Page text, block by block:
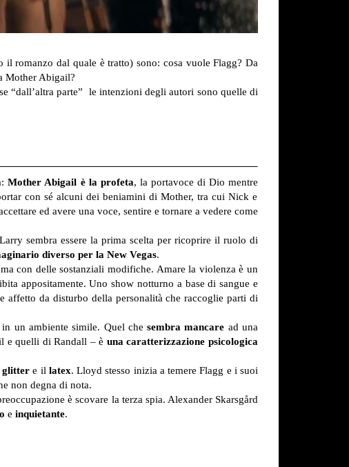
romanzo dal quale è tratto) sono: cosa vuole Flagg? Da
Mother Abigail?
“dall’altra parte” le intenzioni degli autori sono quelle di
Mother Abigail è la profeta, la portavoce di Dio mentre
con sé alcuni dei beniamini di Mother, tra cui Nick e
ed avere una voce, sentire e tornare a vedere come
sembra essere la prima scelta per ricoprire il ruolo di
diverso per la New Vegas.
con delle sostanziali modifiche. Amare la violenza è un
appositamente. Uno show notturno a base di sangue e
affetto da disturbo della personalità che raccoglie parti di
in un ambiente simile. Quel chesembra mancare ad una
e quelli di Randall – è una caratterizzazione psicologica
glitter e il latex. Lloyd stesso inizia a temere Flagg e i suoi
non degna di nota.
è scovare la terza spia. Alexander Skarsgård
e inquietante.